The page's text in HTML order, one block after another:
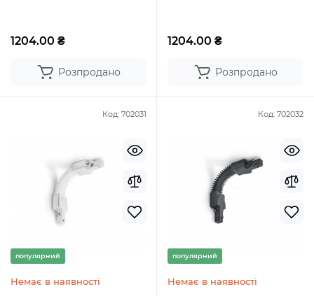
1204.00 ₴
Розпродано
1204.00 ₴
Розпродано
Код: 702031
популярний
Немає в наявності
Код: 702032
популярний
Немає в наявності